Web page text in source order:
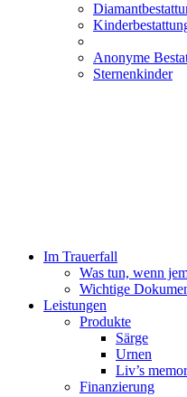
Anonyme
Sternenkinder
Im Trauerfall
Was tun, wenn
Wichtige
Leistungen
Produkte
Särge
Urnen
Liv’s
Finanzierung